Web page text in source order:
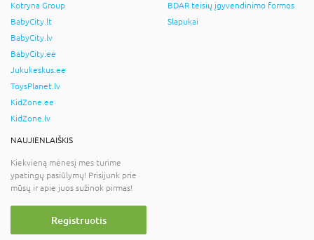
Kotryna Group
BabyCity.lt
BabyCity.lv
BabyCity.ee
Jukukeskus.ee
ToysPlanet.lv
KidZone.ee
KidZone.lv
BDAR teisių įgyvendinimo formos
Slapukai
NAUJIENLAIŠKIS
Kiekvieną mėnesį mes turime
ypatingų pasiūlymų! Prisijunk prie
mūsų ir apie juos sužinok pirmas!
Registruotis